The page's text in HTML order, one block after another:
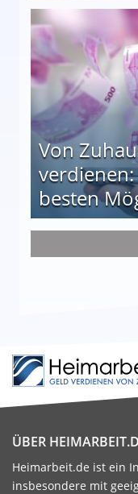
auf einen Blick
Von
besten
die 15 besten
ÜBER
Heimarbeit.de ist ein
insbesondere mit